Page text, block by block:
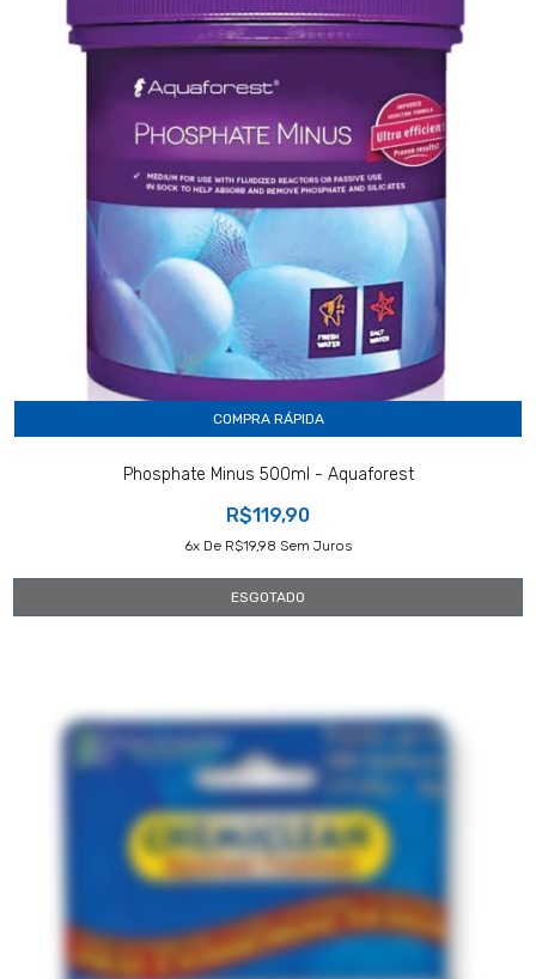
COMPRA RÁPIDA
Phosphate Minus 500ml - Aquaforest
R$119,90
6X De R$19,98 Sem Juros
ESGOTADO